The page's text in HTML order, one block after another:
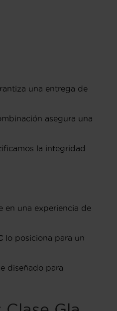
una entrega de
asegura una
la integridad
en una experiencia de
lo posiciona para un
diseñado para